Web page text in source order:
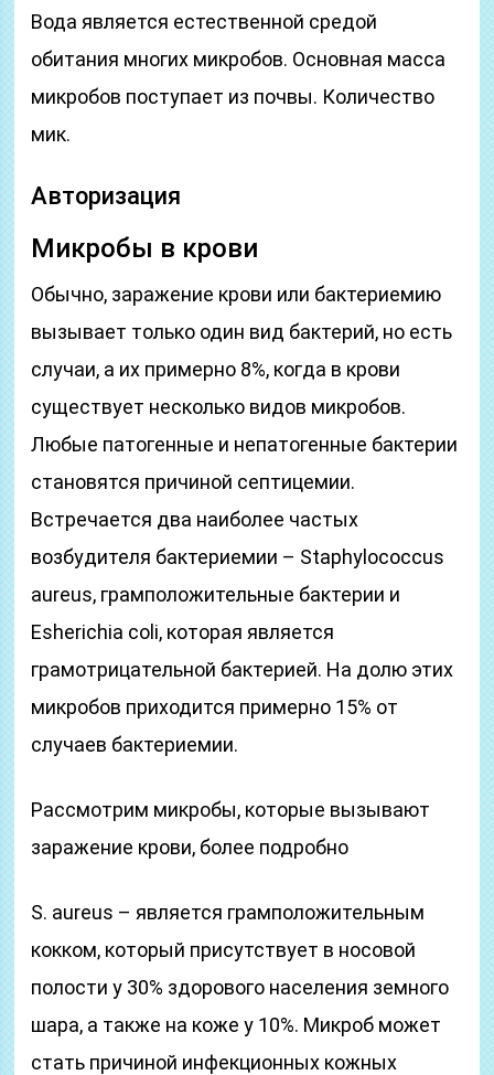
Вода является естественной средой
обитания многих микробов. Основная масса
микробов поступает из почвы. Количество
мик.
Авторизация
Микробы в крови
Обычно, заражение крови или бактериемию
вызывает только один вид бактерий, но есть
случаи, а их примерно 8%, когда в крови
существует несколько видов микробов.
Любые патогенные и непатогенные бактерии
становятся причиной септицемии.
Встречается два наиболее частых
возбудителя бактериемии – Staphylococcus
aureus, грамположительные бактерии и
Esherichia coli, которая является
грамотрицательной бактерией. На долю этих
микробов приходится примерно 15% от
случаев бактериемии.
Рассмотрим микробы, которые вызывают
заражение крови, более подробно
S. aureus – является грамположительным
кокком, который присутствует в носовой
полости у 30% здорового населения земного
шара, а также на коже у 10%. Микроб может
стать причиной инфекционных кожных